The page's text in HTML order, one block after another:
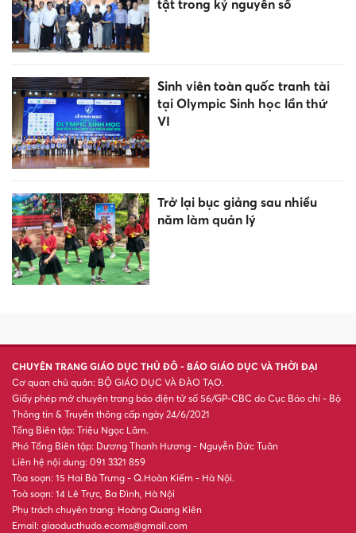
tật trong kỷ nguyên số
Sinh viên toàn quốc tranh tài
tại Olympic Sinh học lần thứ
VI
Trở lại bục giảng sau nhiều
năm làm quản lý
CHUYÊN TRANG GIÁO DỤC THỦ ĐÔ - BÁO GIÁO DỤC VÀ THỜI ĐẠI
Cơ quan chủ quản: BỘ GIÁO DỤC VÀ ĐÀO TẠO.
Giấy phép mở chuyên trang báo điện tử số 56/GP-CBC do Cục Báo chí - Bộ
Thông tin & Truyền thông cấp ngày 24/6/2021
Tổng Biên tập: Triệu Ngọc Lâm.
Phó Tổng Biên tập: Dương Thanh Hương - Nguyễn Đức Tuân
Liên hệ nội dung: 091 3321 859
Tòa soạn: 15 Hai Bà Trưng - Q.Hoàn Kiếm - Hà Nội.
Toà soạn: 14 Lê Trực, Ba Đình, Hà Nội
Phụ trách chuyên trang: Hoàng Quang Kiên
Email: giaoducthudo.ecoms@gmail.com